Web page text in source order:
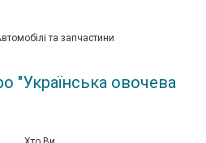
та запчастини
"Українська овочева